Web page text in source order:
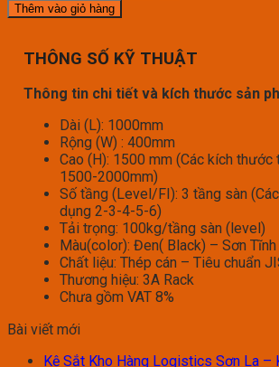
Thêm vào giỏ hàng
THÔNG SỐ KỸ THUẬT
Thông tin chi tiết và kích thước sản
Dài (L): 1000mm
Rộng (W) : 400mm
Cao (H): 1500 mm (Các kích
1500-2000mm)
Số tầng (Level/FI): 3 tầng sàn
dụng 2-3-4-5-6)
Tải trọng: 100kg/tầng sàn (level)
Màu(color): Đen( Black) – Sơn
Chất liệu: Thép cán – Tiêu chuẩn
Thương hiệu: 3A Rack
Chưa gồm VAT 8%
Bài viết mới
Kệ Sắt Kho Hàng Logistics Sơn La –